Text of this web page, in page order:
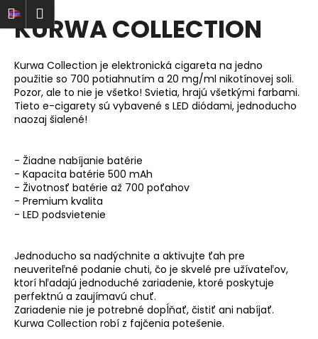
Prejsť
na
obsah
Nákupný
košík
KURWA COLLECTION
Kurwa Collection je elektronická cigareta na jedno
použitie so 700 potiahnutím a 20 mg/ml nikotínovej soli.
Pozor, ale to nie je všetko! Svietia, hrajú všetkými farbami.
Tieto e-cigarety sú vybavené s LED diódami, jednoducho
naozaj šialené!
- Žiadne nabíjanie batérie
- Kapacita batérie 500 mAh
- Životnosť batérie až 700 poťahov
- Premium kvalita
- LED podsvietenie
Jednoducho sa nadýchnite a aktivujte ťah pre
neuveriteľné podanie chuti, čo je skvelé pre užívateľov,
ktorí hľadajú jednoduché zariadenie, ktoré poskytuje
perfektnú a zaujímavú chuť.
Zariadenie nie je potrebné dopĺňať, čistiť ani nabíjať.
Kurwa Collection robí z fajčenia potešenie.
K
o Späť
Späť
Č
o
p
r
e
b
u
e
t
e
n